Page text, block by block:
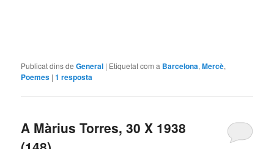
Publicat dins de General | Etiquetat com a Barcelona,Mercè,
Poemes |1 resposta
A Màrius Torres, 30 X 1938